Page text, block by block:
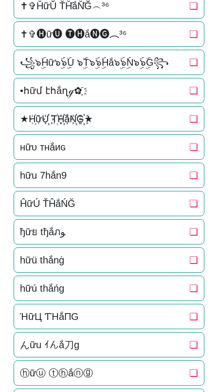
✝✞H̆ữŬ̆ T̆H̆̆ắN̆̆Ğ̆︵³⁶ ❏
✝✞🅗ữ🅤 🅣🅗ắ🅝🅖︵³⁶ ❏
꧁๖ۣۜHữ๖ۣۜ๖ۣۜU ๖ۣۜT๖ۣۜ๖ۣۜHắ๖ۣۜ๖ۣۜN๖ۣۜ๖ۣۜG꧂ ❏
•հữմ էհắղℊ✿҈ ❏
★H꙰ữU꙰꙰ T꙰H꙰꙰ắN꙰꙰G꙰꙰★ ❏
нữυ тнắиɢ ❏
hữu 7hắn9 ❏
ĤữÚ ŤĤắŃĞ ❏
ђữย tђắภﻮ ❏
hữü thắnġ ❏
hữú thắńg ❏
ΉữЦ ƬΉắПG ❏
んữu ｲんắ刀g ❏
ⓗữⓤ ⓣⓗắⓝⓖ ❏